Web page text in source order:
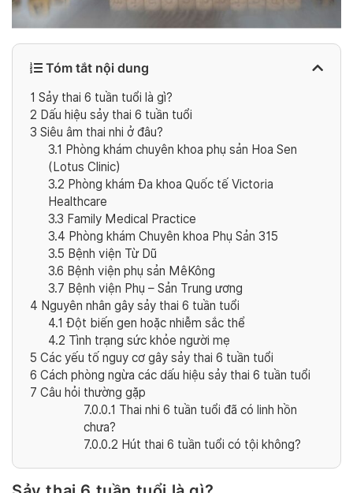
Tóm tắt nội dung
1 Sảy thai 6 tuần tuổi là gì?
2 Dấu hiệu sảy thai 6 tuần tuổi
3 Siêu âm thai nhi ở đâu?
3.1 Phòng khám chuyên khoa phụ sản Hoa Sen
(Lotus Clinic)
3.2 Phòng khám Đa khoa Quốc tế Victoria
Healthcare
3.3 Family Medical Practice
3.4 Phòng khám Chuyên khoa Phụ Sản 315
3.5 Bệnh viện Từ Dũ
3.6 Bệnh viện phụ sản MêKông
3.7 Bệnh viện Phụ – Sản Trung ương
4 Nguyên nhân gây sảy thai 6 tuần tuổi
4.1 Đột biến gen hoặc nhiễm sắc thể
4.2 Tình trạng sức khỏe người mẹ
5 Các yếu tố nguy cơ gây sảy thai 6 tuần tuổi
6 Cách phòng ngừa các dấu hiệu sảy thai 6 tuần tuổi
7 Câu hỏi thường gặp
7.0.0.1 Thai nhi 6 tuần tuổi đã có linh hồn
chưa?
7.0.0.2 Hút thai 6 tuần tuổi có tội không?